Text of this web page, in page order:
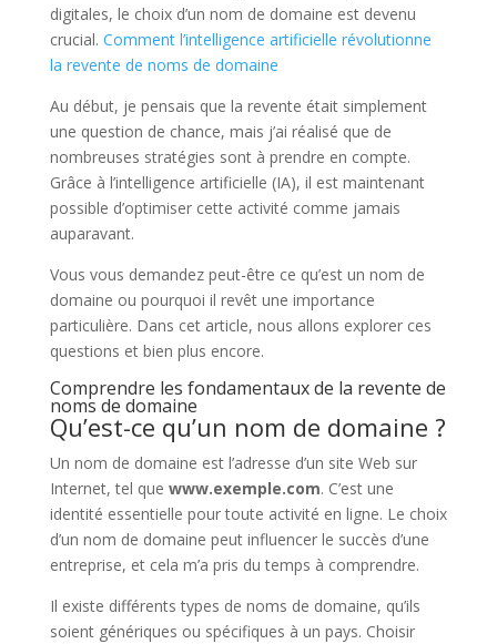
digitales, le choix d’un nom de domaine est devenu
crucial. Comment l’intelligence artificielle révolutionne
la revente de noms de domaine
Au début, je pensais que la revente était simplement
une question de chance, mais j’ai réalisé que de
nombreuses stratégies sont à prendre en compte.
Grâce à l’intelligence artificielle (IA), il est maintenant
possible d’optimiser cette activité comme jamais
auparavant.
Vous vous demandez peut-être ce qu’est un nom de
domaine ou pourquoi il revêt une importance
particulière. Dans cet article, nous allons explorer ces
questions et bien plus encore.
Comprendre les fondamentaux de la revente de
noms de domaine
Qu’est-ce qu’un nom de domaine ?
Un nom de domaine est l’adresse d’un site Web sur
Internet, tel que www.exemple.com. C’est une
identité essentielle pour toute activité en ligne. Le choix
d’un nom de domaine peut influencer le succès d’une
entreprise, et cela m’a pris du temps à comprendre.
Il existe différents types de noms de domaine, qu’ils
soient génériques ou spécifiques à un pays. Choisir